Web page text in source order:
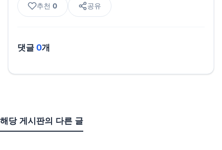
추천 0 공유
댓글 0개
해당 게시판의 다른 글